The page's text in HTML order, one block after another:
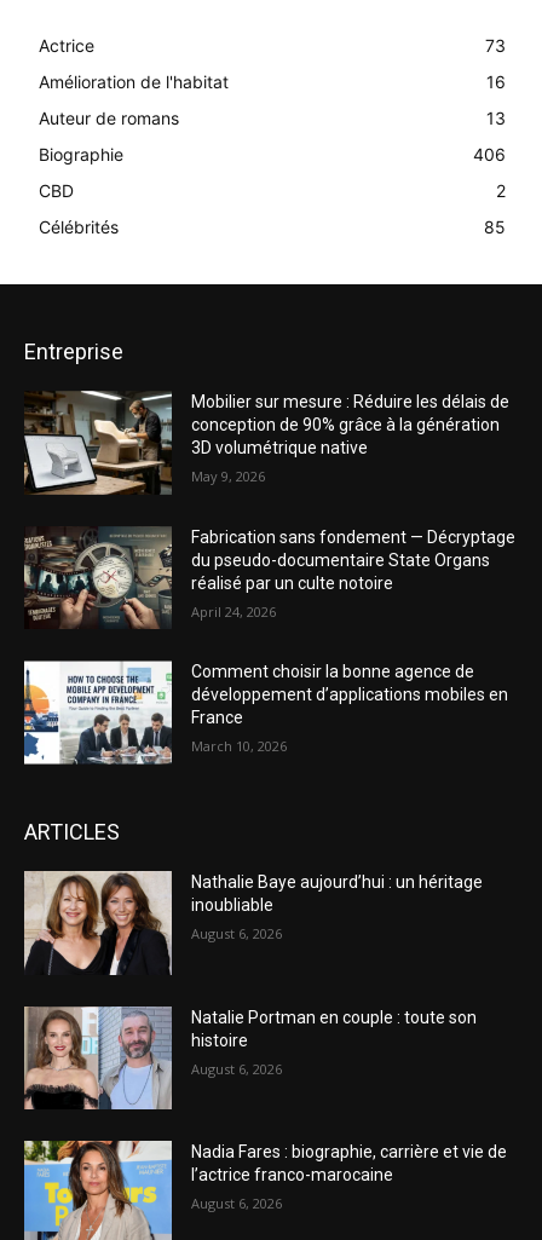
Actrice
73
Amélioration de l'habitat
16
Auteur de romans
13
Biographie
406
CBD
2
Célébrités
85
Entreprise
Mobilier sur mesure : Réduire les délais de
conception de 90% grâce à la génération
3D volumétrique native
May 9, 2026
Fabrication sans fondement — Décryptage
du pseudo-documentaire State Organs
réalisé par un culte notoire
April 24, 2026
Comment choisir la bonne agence de
développement d’applications mobiles en
France
March 10, 2026
ARTICLES
Nathalie Baye aujourd’hui : un héritage
inoubliable
August 6, 2026
Natalie Portman en couple : toute son
histoire
August 6, 2026
Nadia Fares : biographie, carrière et vie de
l’actrice franco-marocaine
August 6, 2026